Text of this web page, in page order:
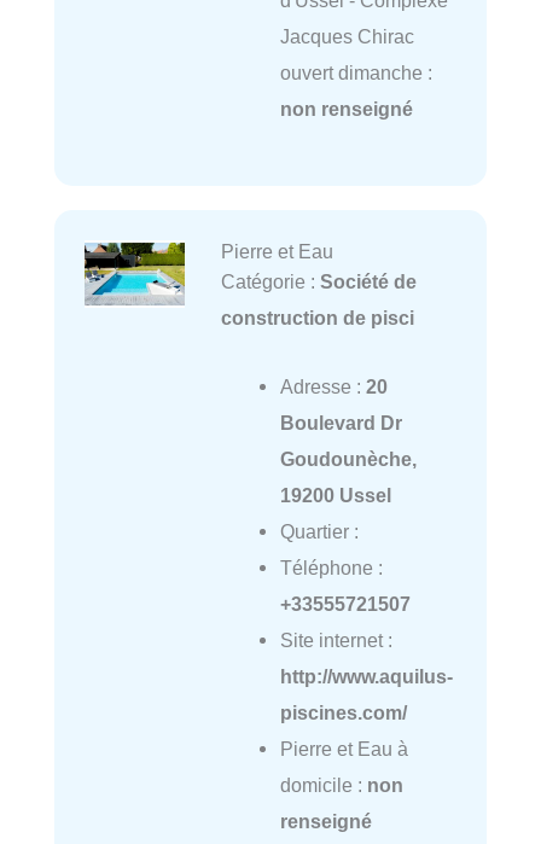
Jacques Chirac
ouvert dimanche :
non renseigné
Pierre et Eau
Catégorie : Société de
construction de pisci
Adresse : 20
Boulevard Dr
Goudounèche,
19200 Ussel
Quartier :
Téléphone :
+33555721507
Site internet :
http://www.aquilus-
piscines.com/
Pierre et Eau à
domicile : non
renseigné